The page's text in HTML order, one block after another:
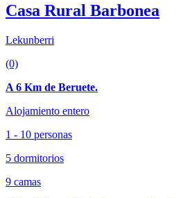
Casa Rural Barbonea
Lekunberri
(0)
A 6 Km de Beruete.
Alojamiento entero
1 - 10 personas
5 dormitorios
9 camas